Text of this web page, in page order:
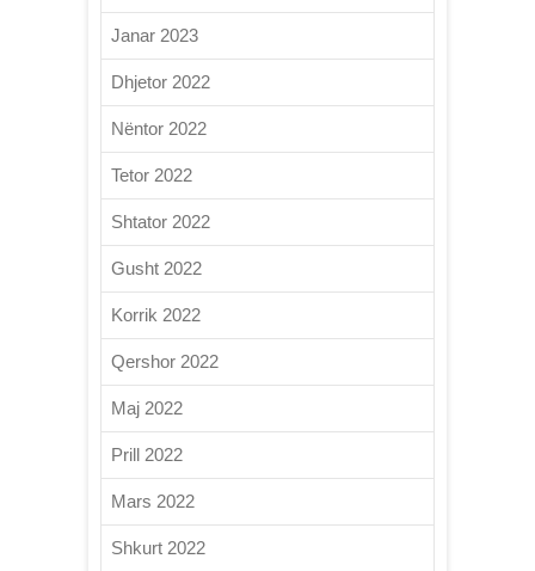
Janar 2023
Dhjetor 2022
Nëntor 2022
Tetor 2022
Shtator 2022
Gusht 2022
Korrik 2022
Qershor 2022
Maj 2022
Prill 2022
Mars 2022
Shkurt 2022